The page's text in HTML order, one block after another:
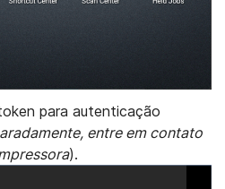
para autenticação
entre em contato
).